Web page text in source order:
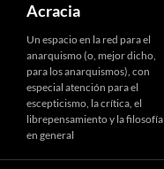
Acracia
Un espacio en la red para el
anarquismo (o, mejor dicho,
para los anarquismos), con
especial atención para el
escepticismo, la crítica, el
librepensamiento y la filosofía
en general